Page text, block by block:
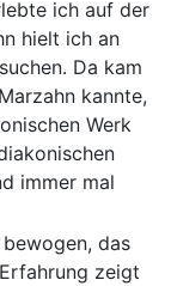
ich auf der
hielt ich an
Da kam
kannte,
Werk
immer mal
das
zeigt